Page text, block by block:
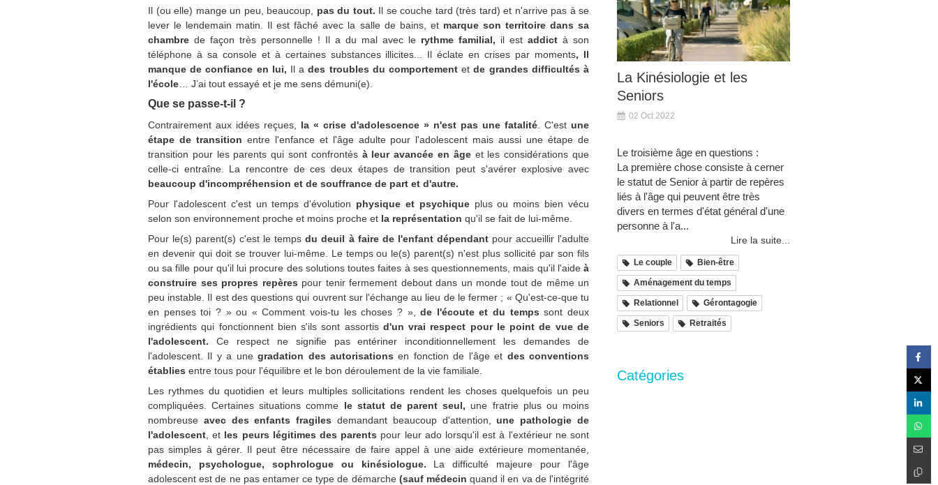
Il (ou elle) mange un peu, beaucoup,
pas du tout. Il se couche tard (très tard) et n'arrive pas à se
lever le lendemain matin. Il est fâché avec la salle de bains, et marque son territoire dans sa
chambre de façon très personnelle ! Il a du mal avec le rythme familial, il est addict à son
téléphone à sa console et à certaines substances illicites... Il éclate en crises par moments, Il
manque de confiance en lui, Il ades troubles du comportementetde grandes difficultés à
l'école … J’ai tout essayé et je me sens démuni(e).
Que se passe-t-il ?
Contrairement aux idées reçues, la « crise d'adolescence » n'est pas une fatalité . C'est une
étape de transition entre l'enfance et l'âge adulte pour l'adolescent mais aussi une étape de
transition pour les parents qui sont confrontésà leur avancée en âgeet les considérations que
celle-ci entraîne. La rencontre de ces deux étapes de transition peut s'avérer explosive avec
beaucoup d'incompréhension et de souffrance de part et d'autre.
Pour l'adolescent c'est un temps d'évolution physique et psychiqueplus ou moins bien vécu
selon son environnement proche et moins proche et la représentation qu'il se fait de lui-même.
Pour le(s) parent(s) c'est le temps du deuil à faire de l'enfant dépendant pour accueillir l'adulte
en devenir qui doit se trouver lui-même. Le temps ou le(s) parent(s) n'est plus sollicité par son fils
ou sa fille pour qu'il lui procure des solutions toutes faites à ses questionnements, mais qu'il l'aide à
construire ses propres repères pour tenir fermement debout dans un monde tout de même un
peu instable. Il est des questions qui ouvrent sur l'échange au lieu de le fermer ; « Qu'est-ce-que tu
en penses toi ? » ou « Comment vois-tu les choses ? »,de l'écoute et du tempssont deux
ingrédients qui fonctionnent bien s'ils sont assortis d'un vrai respect pour le point de vue de
l'adolescent. Ce respect ne signifie pas entériner inconditionnellement les demandes de
l'adolescent. Il y a unegradation des autorisationsen fonction de l'âge et des conventions
établies entre tous pour l'équilibre et le bon déroulement de la vie familiale.
Les rythmes du quotidien et leurs multiples sollicitations rendent les choses quelquefois un peu
compliquées. Certaines situations comme le statut de parent seul, une fratrie plus ou moins
nombreuse avec des enfants fragiles demandant beaucoup d'attention,une pathologie de
l'adolescent , et les peurs légitimes des parents pour leur ado lorsqu'il est à l'extérieur ne sont
pas simples à gérer. Il peut être nécessaire de faire appel à une aide extérieure momentanée,
médecin, psychologue, sophrologue ou kinésiologue. La difficulté majeure pour l'âge
adolescent est de ne pas entamer ce type de démarche (sauf médecinquand il en va de l'intégrité
La Kinésiologie et les
Seniors
02 Oct 2022
Le troisième âge en questions :
La première chose consiste à cerner
le statut de Senior à partir de repères
liés à l'âge qui peuvent être très
divers en termes d'état général d'une
personne à l'a...
Lire la suite...
Le couple Bien-être
Aménagement du temps
Relationnel Gérontagogie
Seniors Retraités
Catégories